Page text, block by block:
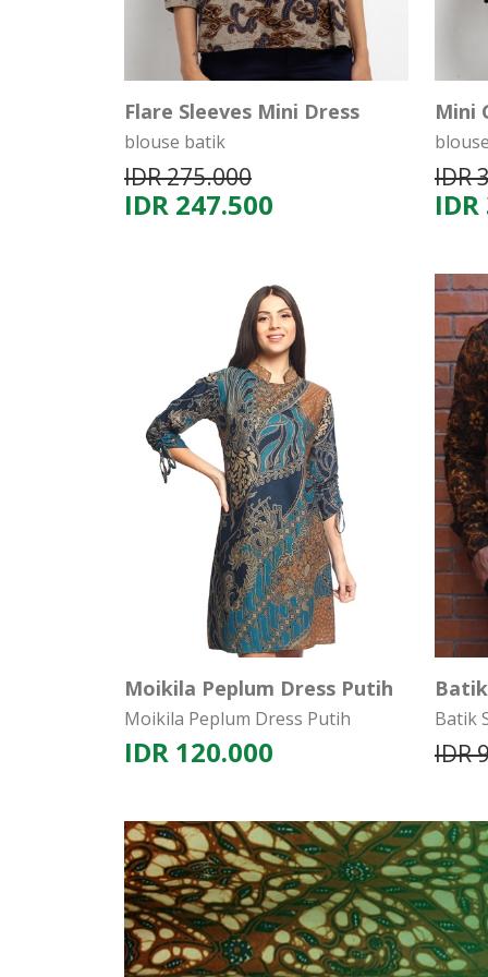
Flare Sleeves Mini Dress
blouse batik
IDR 275.000
IDR 247.500
Mini
IDR
Moikila Peplum Dress Putih
Moikila Peplum Dress Putih
IDR 120.000
Batik
IDR